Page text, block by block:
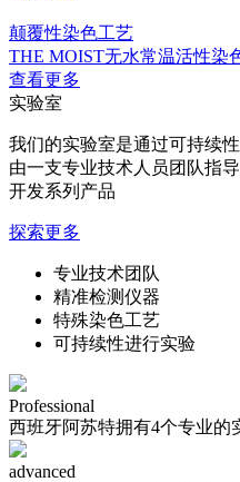
颠覆性染色工艺
THE MOIST无水常温活性染
查看更多
实验室
我们的实验室是通过可持续
由一支专业技术人员团队指
开发系列产品
探索更多
专业技术团队
精准检测仪器
特殊染色工艺
可持续性进行实验
Professional
西班牙阿苏特拥有4个专业的
advanced